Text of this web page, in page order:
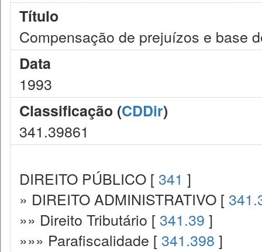
Título
Compensação de prejuízos e base
Data
1993
Classificação (CDDir)
341.39861
DIREITO PÚBLICO [ 341 ]
» DIREITO ADMINISTRATIVO [
»» Direito Tributário [ 341.39 ]
»»» Parafiscalidade [ 341.398 ]